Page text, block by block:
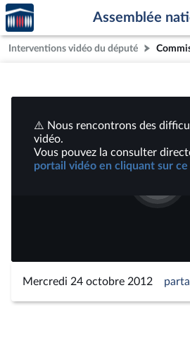
Aller au contenu
Aller en bas de la page
Accèder
à la
page
d'accueil
Assemblée
Interventions vidéo du député
⚠️ Nous rencontrons des
vidéo.
Vous pouvez la consulter
portail vidéo en cliquant sur ce
Mercredi 24 octobre 2012